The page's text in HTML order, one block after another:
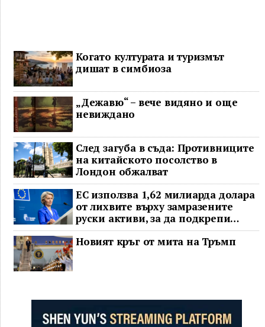
Когато културата и туризмът
дишат в симбиоза
„Дежавю“ – вече видяно и още
невиждано
След загуба в съда: Противниците
на китайското посолство в
Лондон обжалват
ЕС използва 1,62 милиарда долара
от лихвите върху замразените
руски активи, за да подкрепи
Украйна
Новият кръг от мита на Тръмп